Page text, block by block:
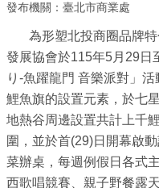
關
紹
業
務
資
訊
發布機關：臺北市商業處
為形塑北投商圈品牌特
發展協會於115年5月29日
り-魚躍龍門 音樂派對」
鯉魚旗的設置元素，於七
地熱谷周邊設置共計上千
圍，並於首(29)日開幕啟
菜辦桌，每週例假日各式
西歌唱競賽、親子野餐露